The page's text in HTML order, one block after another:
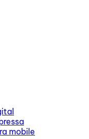
mobile